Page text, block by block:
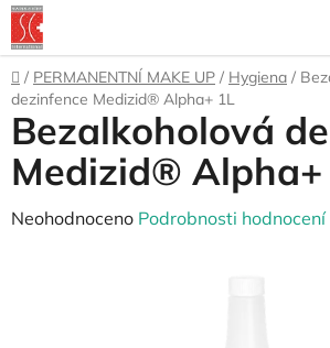
Přejít
na
obsah
Domů
/ PERMANENTNÍ MAKE UP / Hygiena /
dezinfence Medizid® Alpha+ 1L
Bezalkoholová
Medizid® Alpha+
Průměrné
Neohodnoceno Podrobnosti hodnocení